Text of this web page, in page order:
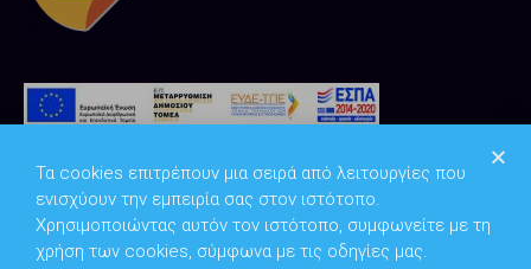
Τα cookies επιτρέπουν μια σειρά από λειτουργίες που
ενισχύουν την εμπειρία σας στον ιστότοπο.
Χρησιμοποιώντας αυτόν τον ιστότοπο, συμφωνείτε με τη
χρήση των cookies, σύμφωνα με τις οδηγίες μας.